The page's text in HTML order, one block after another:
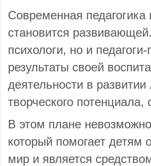
Современная педагогика
становится
психологи, но и
результаты своей
деятельности в
творческого
В этом плане
который помогает детям
мир и является